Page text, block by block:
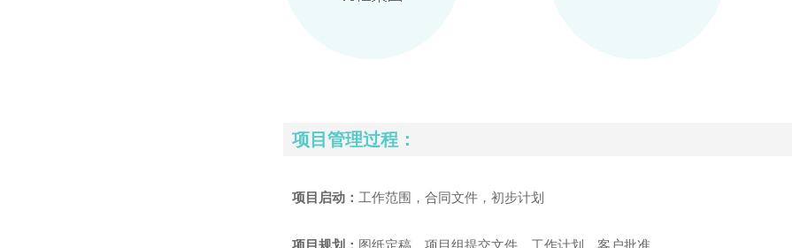
项目管理过程：
项目启动： 工作范围，合同文件，初步计划